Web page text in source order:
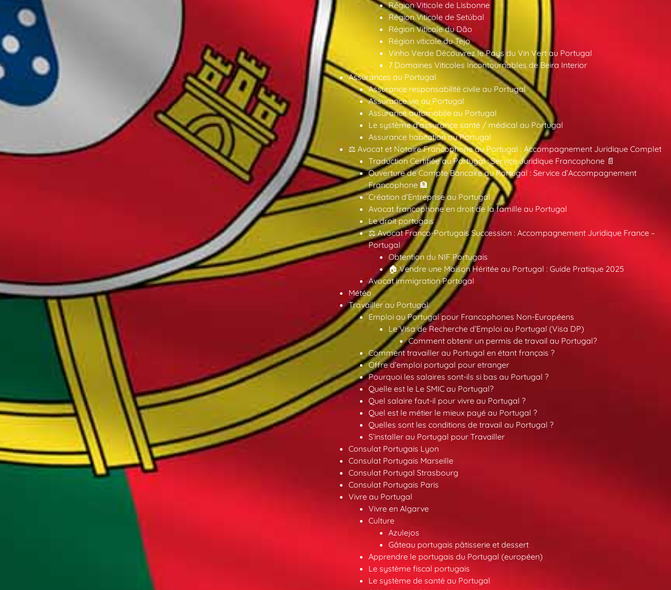
Région Viticole de Lisbonne
Région Viticole de Setúbal
Région Viticole du Dão
Région viticole du Tejo
Vinho Verde Découvrez le Pays du Vin Vert au Portugal
7 Domaines Viticoles Incontournables de Beira Interior
Assurances au Portugal
Assurance responsabilité civile au Portugal
Assurance vie au Portugal
Assurance automobile au Portugal
Le système d’assurance santé / médical au Portugal
Assurance habitation au Portugal
⚖️ Avocat et Notaire Francophone au Portugal : Accompagnement Juridique Complet
Traduction Certifiée au Portugal : Service Juridique Francophone 📄
Ouverture de Compte Bancaire au Portugal : Service d’Accompagnement
Francophone 🏦
Création d’Entreprise au Portugal
Avocat francophone en droit de la famille au Portugal
Le droit portugais
⚖️ Avocat Franco-Portugais Succession : Accompagnement Juridique France –
Portugal
Obtention du NIF Portugais
🏠 Vendre une Maison Héritée au Portugal : Guide Pratique 2025
Avocat immigration Portugal
Météo
Travailler au Portugal
Emploi au Portugal pour Francophones Non-Européens
Le Visa de Recherche d’Emploi au Portugal (Visa DP)
Comment obtenir un permis de travail au Portugal?
Comment travailler au Portugal en étant français ?
Offre d’emploi portugal pour etranger
Pourquoi les salaires sont-ils si bas au Portugal ?
Quelle est le Le SMIC au Portugal?
Quel salaire faut-il pour vivre au Portugal ?
Quel est le métier le mieux payé au Portugal ?
Quelles sont les conditions de travail au Portugal ?
S’installer au Portugal pour Travailler
Consulat Portugais Lyon
Consulat Portugais Marseille
Consulat Portugal Strasbourg
Consulat Portugais Paris
Vivre au Portugal
Vivre en Algarve
Culture
Azulejos
Gâteau portugais pâtisserie et dessert
Apprendre le portugais du Portugal (européen)
Le système fiscal portugais
Le système de santé au Portugal